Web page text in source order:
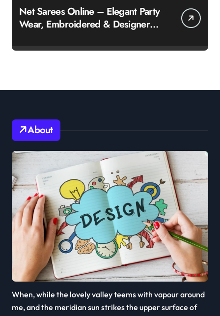
Net Sarees Online – Elegant Party
Wear, Embroidered & Designer
About
When, while the lovely valley teems with vapour around
me, and the meridian sun strikes the upper surface of